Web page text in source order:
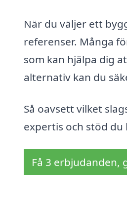
När du väljer ett
referenser. Många
som kan hjälpa dig
alternativ kan du
Så oavsett vilket
expertis och stöd
Få 3 erbjudanden,